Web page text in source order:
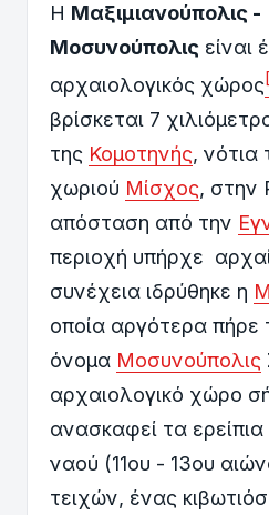
Η Μαξιμιανούπολις -
Μοσυνούπολις είναι
αρχαιολογικός χώρος
βρίσκεται 7
της Κομοτηνής, νότια
χωριού Μίσχος, στην
απόσταση από την
περιοχή υπήρχε
συνέχεια ιδρύθηκε η
οποία αργότερα πήρε
όνομα Μοσυνούπολις
αρχαιολογικό χώρο
ανασκαφεί τα
ναού (11ου - 13ου
τειχών, ένας